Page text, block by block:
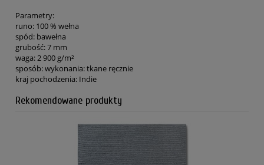
Parametry:
runo: 100 % wełna
spód: bawełna
grubość: 7 mm
waga: 2 900 g/m²
sposób: wykonania: tkane ręcznie
kraj pochodzenia: Indie
Rekomendowane produkty